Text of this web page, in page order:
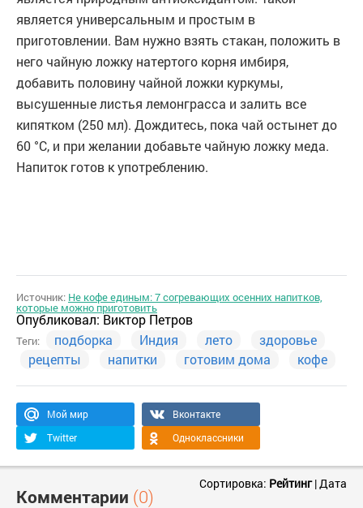
является универсальным и простым в
приготовлении. Вам нужно взять стакан, положить в
него чайную ложку натертого корня имбиря,
добавить половину чайной ложки куркумы,
высушенные листья лемонграсса и залить все
кипятком (250 мл). Дождитесь, пока чай остынет до
60 °C, и при желании добавьте чайную ложку меда.
Напиток готов к употреблению.
Источник: Не кофе единым: 7 согревающих осенних напитков,
которые можно приготовить
Опубликовал: Виктор Петров
Теги: подборка Индия лето
здоровье
рецепты
напитки готовим дома кофе
Мой мир
Вконтакте
Twitter
Одноклассники
Комментарии (0)
Сортировка: Рейтинг|Дата